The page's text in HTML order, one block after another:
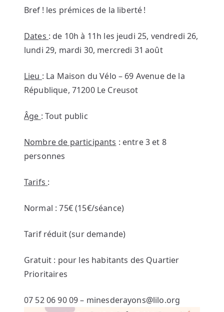
Bref ! les prémices de la liberté !
Dates : de 10h à 11h les jeudi 25, vendredi 26,
lundi 29, mardi 30, mercredi 31 août
Lieu : La Maison du Vélo – 69 Avenue de la
République, 71200 Le Creusot
Âge : Tout public
Nombre de participants : entre 3 et 8
personnes
Tarifs :
Normal : 75€ (15€/séance)
Tarif réduit (sur demande)
Gratuit : pour les habitants des Quartier
Prioritaires
07 52 06 90 09 – minesderayons@lilo.org